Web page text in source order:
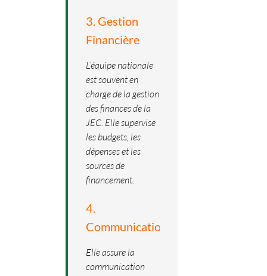
3. Gestion
Financière
L’équipe nationale
est souvent en
charge de la gestion
des finances de la
JEC. Elle supervise
les budgets, les
dépenses et les
sources de
financement.
4.
Communication
Elle assure la
communication